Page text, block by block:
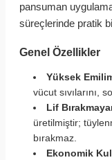
pansuman
süreçlerinde pratik
Genel Özellikler
Yüksek
vücut sıvılarını,
Lif
üretilmiştir;
bırakmaz.
Ekonomik